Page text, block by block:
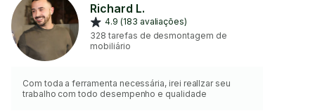
Richard L.
4.9 (183 avaliações)
328 tarefas de desmontagem de
mobiliário
Com toda a ferramenta necessária, irei realIzar seu
trabalho com todo desempenho e qualidade